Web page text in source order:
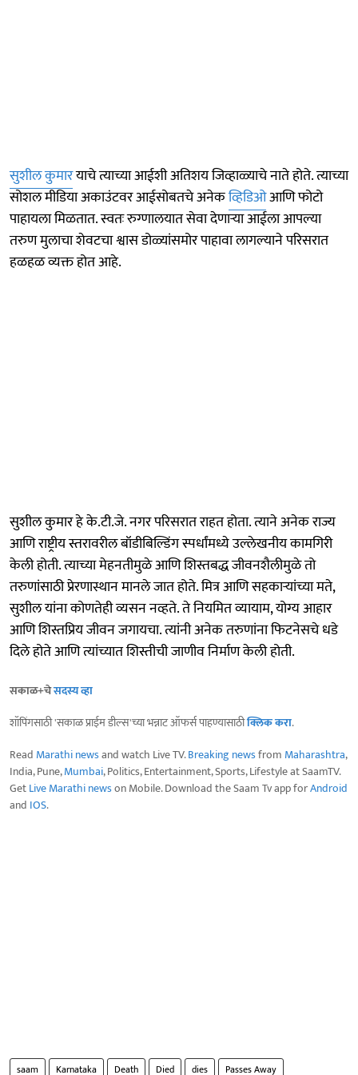
सुशील कुमारयाचे त्याच्या आईशी अतिशय जिव्हाळ्याचे नाते होते. त्याच्या
सोशल मीडिया अकाउंटवर आईसोबतचे अनेकव्हिडिओआणि फोटो
पाहायला मिळतात. स्वतः रुग्णालयात सेवा देणाऱ्या आईला आपल्या
तरुण मुलाचा शेवटचा श्वास डोळ्यांसमोर पाहावा लागल्याने परिसरात
हळहळ व्यक्त होत आहे.
सुशील कुमार हे के.टी.जे. नगर परिसरात राहत होता. त्याने अनेक राज्य
आणि राष्ट्रीय स्तरावरील बॉडीबिल्डिंग स्पर्धांमध्ये उल्लेखनीय कामगिरी
केली होती. त्याच्या मेहनतीमुळे आणि शिस्तबद्ध जीवनशैलीमुळे तो
तरुणांसाठी प्रेरणास्थान मानले जात होते. मित्र आणि सहकाऱ्यांच्या मते,
सुशील यांना कोणतेही व्यसन नव्हते. ते नियमित व्यायाम, योग्य आहार
आणि शिस्तप्रिय जीवन जगायचा. त्यांनी अनेक तरुणांना फिटनेसचे धडे
दिले होते आणि त्यांच्यात शिस्तीची जाणीव निर्माण केली होती.
सकाळ+चेसदस्य व्हा
शॉपिंगसाठी 'सकाळ प्राईम डील्स'च्या भन्नाट ऑफर्स पाहण्यासाठीक्लिक करा.
Read Marathi newsand watch Live TV.Breaking newsfrom Maharashtra,
India, Pune,Mumbai, Politics, Entertainment, Sports, Lifestyle at SaamTV.
GetLive Marathi newson Mobile. Download the Saam Tv app forAndroid
and IOS.
saam Karnataka Death Died dies
Passes Away